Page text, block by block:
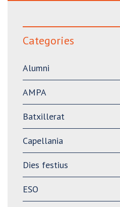
Categories
Alumni
AMPA
Batxillerat
Capellania
Dies festius
ESO